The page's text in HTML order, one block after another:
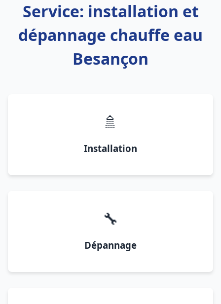
Service: installation et
dépannage chauffe eau
Besançon
🚿
Installation
🔧
Dépannage